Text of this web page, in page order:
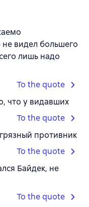
видел большего
лишь надо
To the quote
что у видавших
To the quote
противник
To the quote
Байдек, не
To the quote